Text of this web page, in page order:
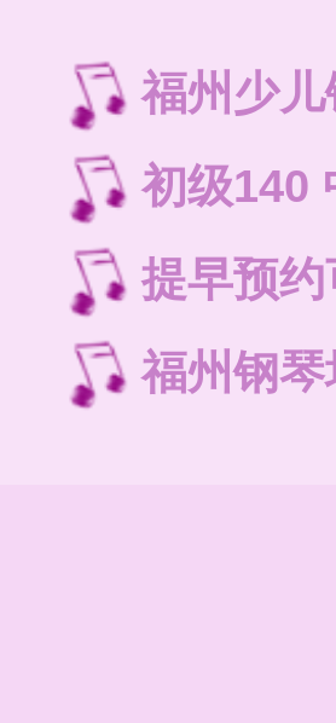
福州少
初级140
提早预
福州钢